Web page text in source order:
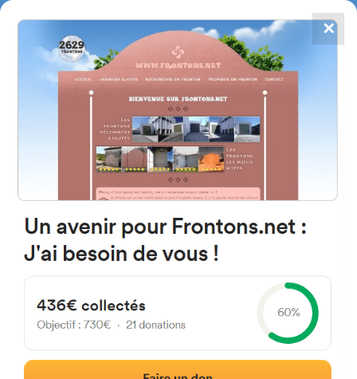
FRONTONS.NET
BUSCAR UN FRONTÓN
AÑADIR UN FRONTÓN
4784
frontones
16440 Montalbo, Cuenca
Calle Danzantes 1 España
Frontón de pared izquierda
✕